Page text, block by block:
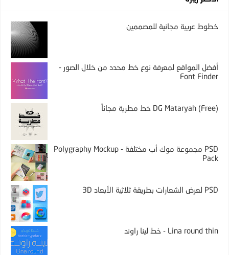
خطوط عربية مجانية للمصممين
أفضل المواقع لمعرفة نوع خط محدد من خلال الصور -
Font Finder
DG Mataryah (Free) خط مطرية مجاناً
PSD مجموعة موك أب مختلفة - Polygraphy Mockup
Pack
PSD لعرض الشعارات بطريقة ثلاثية الأبعاد 3D
Lina round thin - خط لينا راوند